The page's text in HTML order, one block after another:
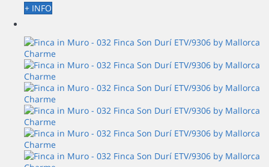
+ INFO